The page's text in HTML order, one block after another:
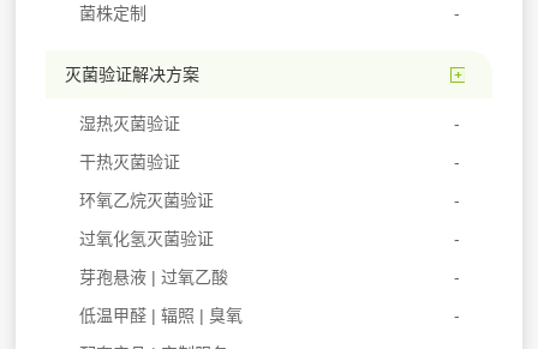
菌株定制
灭菌验证解决方案
湿热灭菌验证
干热灭菌验证
环氧乙烷灭菌验证
过氧化氢灭菌验证
芽孢悬液 | 过氧乙酸
低温甲醛 | 辐照 | 臭氧